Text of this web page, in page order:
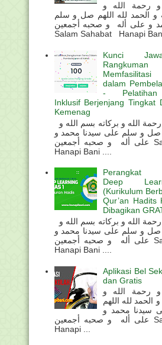
و رحمة الله و
و الحمد لله اللهم صل و سلم
و على أله و صحبه أجمعين
Salam Sahabat Hanapi
Kunci
Memfasilitasi
dalam
- Pelatihan
Inklusif Berjenjang Tingkat
Kemenag
صل و سلم على سيدنا محمد و
على أله و صحبه أجمعين Salam Sahabat
Hanapi Bani ....
Perangkat
Deep
(Kurikulum
Qur’an
Dibagikan
صل و سلم على سيدنا محمد و
على أله و صحبه أجمعين Salam Sahabat
Hanapi Bani ....
Aplikasi Bel
dan Gratis
و رحمة الله و
الحمد لله اللهم
سيدنا محمد و
على أله و صحبه أجمعين Salam Sahabat
Hanapi ...